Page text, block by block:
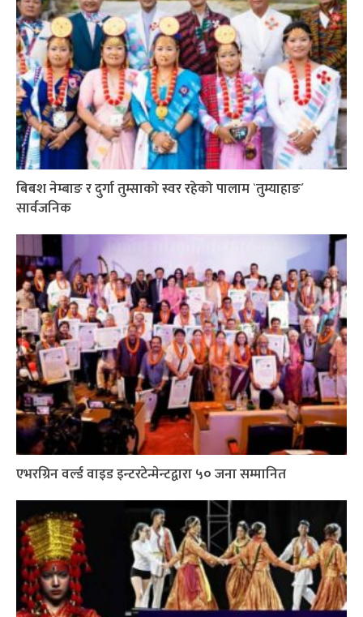
बिबश नेम्बाङ र दुर्गा तुम्साको स्वर रहेको पालाम `तुम्याहाङ´
सार्वजनिक
एभरग्रिन वर्ल्ड वाइड इन्टरटेन्मेन्टद्वारा ५० जना सम्मानित